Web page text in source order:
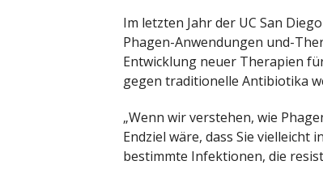
Im letzten Jahr der UC San
Phagen-Anwendungen und-
Entwicklung neuer Therapien
gegen traditionelle Antibiotika
„Wenn wir verstehen, wie
Endziel wäre, dass Sie
bestimmte Infektionen, die